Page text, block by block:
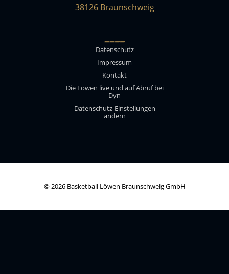
38126 Braunschweig
____
Datenschutz
Impressum
Kontakt
Die Löwen live und auf Abruf bei
Dyn
Datenschutz-Einstellungen
ändern
© 2026 Basketball Löwen Braunschweig GmbH